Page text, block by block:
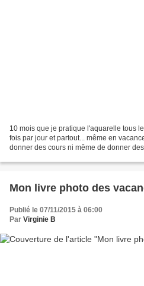
10 mois que je pratique l'aquarelle tous
fois par jour et partout... même en
donner des cours ni même de donner
Mon livre photo des
Publié le 07/11/2015 à 06:00
Par Virginie B